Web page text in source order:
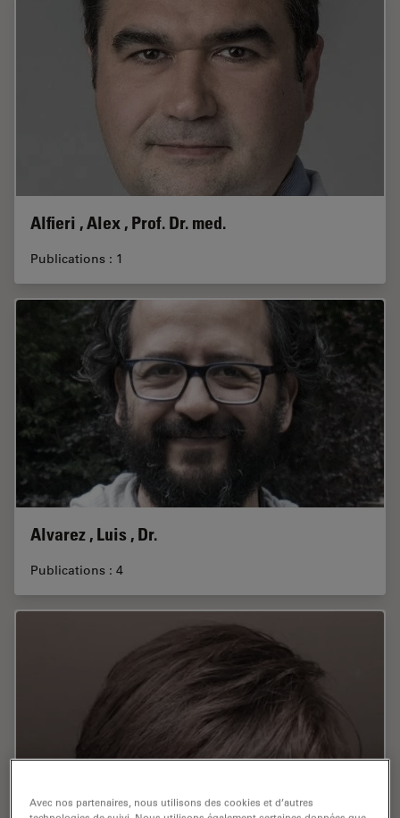
Alfieri , Alex , Prof. Dr. med.
Publications : 1
Alvarez , Luis , Dr.
Publications : 4
Avec nos partenaires, nous utilisons des cookies et d’autres